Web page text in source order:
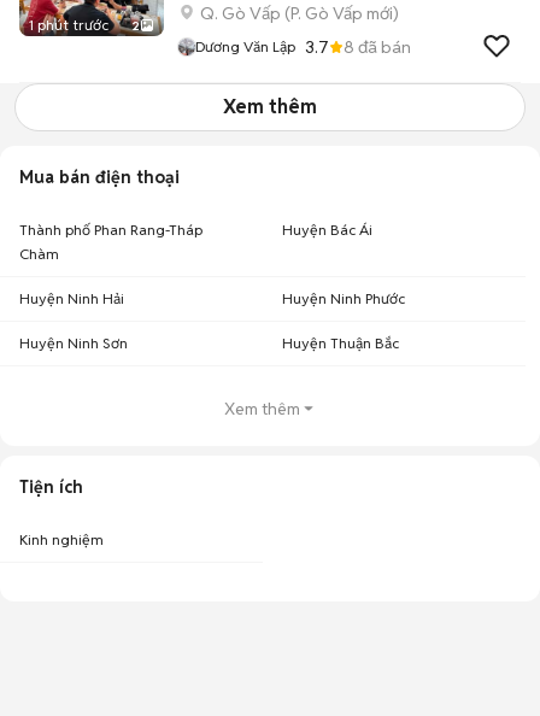
1 phút trước 2
Q. Gò Vấp (P. Gò Vấp mới)
Dương Văn Lập 3.7 8 đã bán
Xem thêm
Mua bán điện thoại
Thành phố Phan Rang-Tháp
Chàm
Huyện Bác Ái
Huyện Ninh Hải Huyện Ninh Phước
Huyện Ninh Sơn Huyện Thuận Bắc
Xem thêm
Tiện ích
Kinh nghiệm